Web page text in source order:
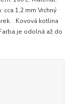
1,2 mm Vrchný
Kovová kotlina
je odolná až do